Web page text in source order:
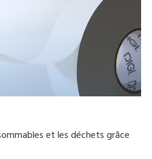
et les déchets grâce